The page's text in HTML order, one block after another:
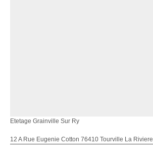
Etetage Grainville Sur Ry
12 A Rue Eugenie Cotton 76410 Tourville La Riviere